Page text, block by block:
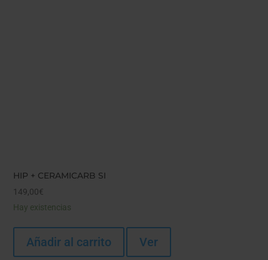
HIP + CERAMICARB SI
149,00€
Hay existencias
Añadir al carrito Ver